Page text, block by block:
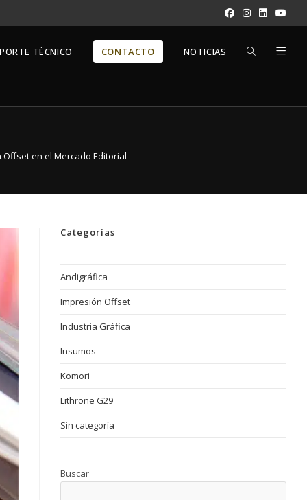
TÉCNICO CONTACTO NOTICIAS
en el Mercado Editorial
Categorías
Andigráfica
Impresión Offset
Industria Gráfica
Insumos
Komori
Lithrone G29
Sin categoría
Buscar